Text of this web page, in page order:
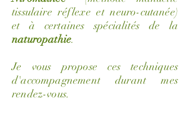
tissulaire réflexe et neuro-cutanée)
et à certaines spécialités de la
naturopathie.
Je vous propose ces techniques
d'accompagnement durant mes
rendez-vous.